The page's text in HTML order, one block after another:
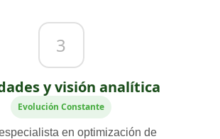
3
y visión analítica
Evolución Constante
en optimización de